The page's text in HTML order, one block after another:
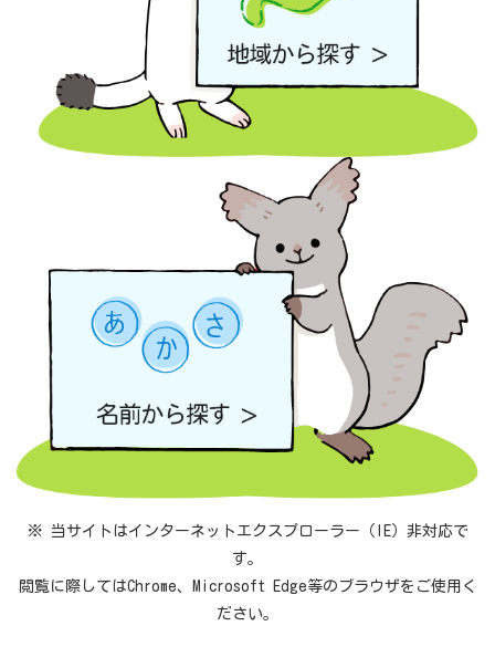
※ 当サイトはインターネットエクスプローラー（IE）非対応で
す。
閲覧に際してはChrome、Microsoft Edge等のブラウザをご使用く
ださい。